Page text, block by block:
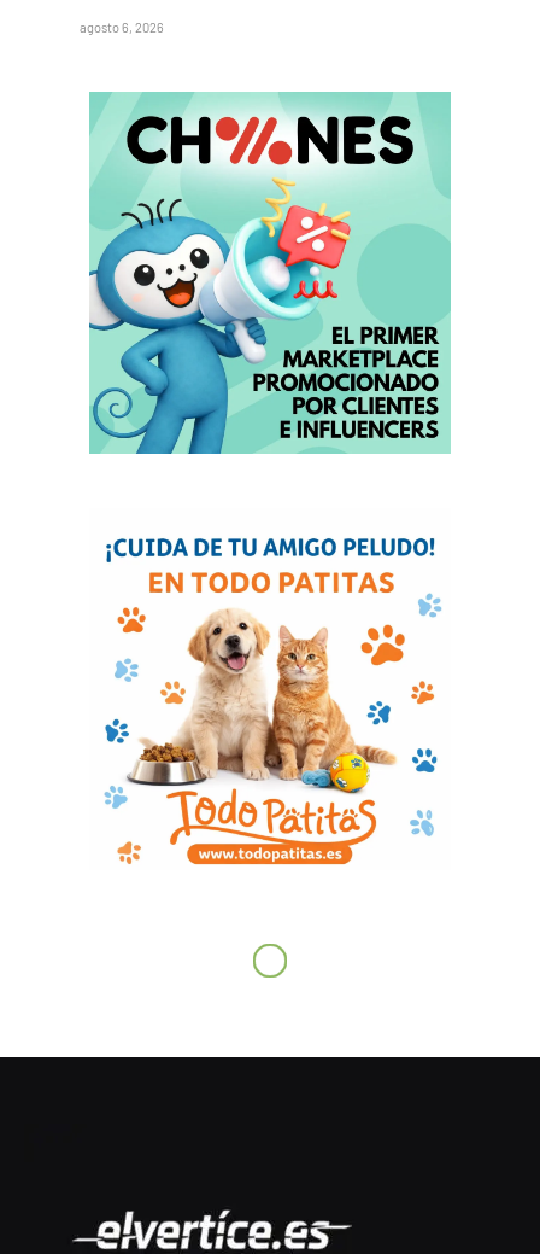
agosto 6, 2026
Impactante informe: el Tribunal
No hay comentarios